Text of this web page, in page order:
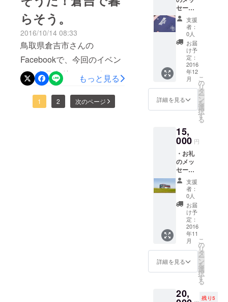
フェスでは、出展者さんが
どんどんお集まり 頂いてい
ます 一部ジャンルを簡単に
紹介(^^)/ ・自然食品 ・県
内のお菓子屋さん ・パン屋
さん ・皮小物やビューティ
グッズ販売 ・ガラスアクセ
した。 地域のお店とママさ
んの交流の場所をつくりた
い！ 仕事や家事・育児にと
忙しいママが楽しくなるよ
うな、 癒されるような場を
提供したい！という想いを
伝えるため、 日々鳥取県内
を回っています。 ご賛同い
らそう。
2016/10/14 08:33
鳥取県倉吉市さんの
Facebookで、今回のイベン
ト＆クラウドファンディン
グの取組を取り上げて頂き
ました。 移住定住の取組を
もっと見る
1 2 次のページ
セージ
入りポ
スト
カード1
通。 ・
流通オ
リジナ
ルス
テッ
カーを5
枚お送
りいた
しま
ナル
TOTTO
RI CTIY
Tシャツ
を1枚プ
レゼン
トいた
しま
す！ (T
シャツ
サイズ
は、
Ｓ・
Ｍ・
Ｌ・Ｘ
Ｌより
お選び
クスで
支援
者：
0人
お届
け予
定：
2016
年12
月
詳細を見る
こ
の
リ
タ
ー
ン
を
選
択
す
る
15,
000 円
・お礼
のメッ
セージ
入りポ
スト
カード1
通 ・流
通の
サービ
スご利
用いた
だけ
る、
5,000円
割引券
す。(1
回使い
支援
者：
0人
お届
け予
定：
2016
年11
月
詳細を見る
こ
の
リ
タ
ー
ン
を
選
択
す
る
20, 残り5